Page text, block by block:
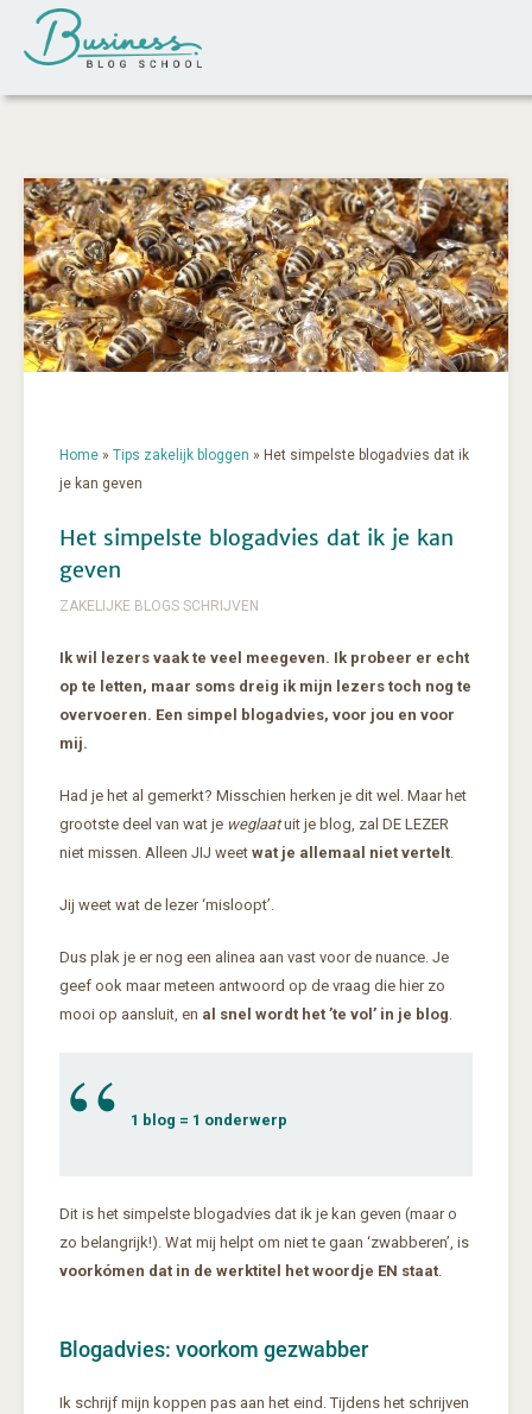
Home » Tips zakelijk bloggen » Het simpelste blogadvies dat ik
je kan geven
Het simpelste blogadvies dat ik je kan
geven
ZAKELIJKE BLOGS SCHRIJVEN
Ik wil lezers vaak te veel meegeven. Ik probeer er echt
op te letten, maar soms dreig ik mijn lezers toch nog te
overvoeren. Een simpel blogadvies, voor jou en voor
mij.
Had je het al gemerkt? Misschien herken je dit wel. Maar het
grootste deel van wat je weglaatuit je blog, zal DE LEZER
niet missen. Alleen JIJ weet wat je allemaal niet vertelt.
Jij weet wat de lezer ‘misloopt’.
Dus plak je er nog een alinea aan vast voor de nuance. Je
geef ook maar meteen antwoord op de vraag die hier zo
mooi op aansluit, en al snel wordt het ’te vol’ in je blog.
1 blog = 1 onderwerp
Dit is het simpelste blogadvies dat ik je kan geven (maar o
zo belangrijk!). Wat mij helpt om niet te gaan ‘zwabberen’, is
voorkómen dat in de werktitel het woordje EN staat.
Blogadvies: voorkom gezwabber
Ik schrijf mijn koppen pas aan het eind. Tijdens het schrijven